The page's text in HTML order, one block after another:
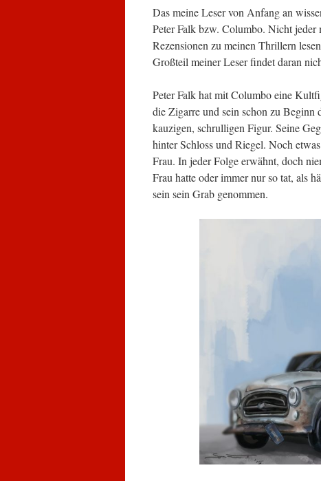
Das meine Leser von Anfang an
Peter Falk bzw. Columbo. Nicht jeder
Rezensionen zu meinen Thrillern
Großteil meiner Leser findet daran
Peter Falk hat mit Columbo eine
die Zigarre und sein schon zu Beginn
kauzigen, schrulligen Figur. Seine
hinter Schloss und Riegel. Noch
Frau. In jeder Folge erwähnt, doch
Frau hatte oder immer nur so tat, als
sein sein Grab genommen.